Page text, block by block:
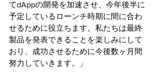
てdAppの開発を加速させ、今年後半に
予定しているローンチ時期に間に合わ
せるために役立ちます。私たちは最終
製品を発表できることを楽しみにして
おり、成功させるために今後数ヶ月間
努力していきます。」